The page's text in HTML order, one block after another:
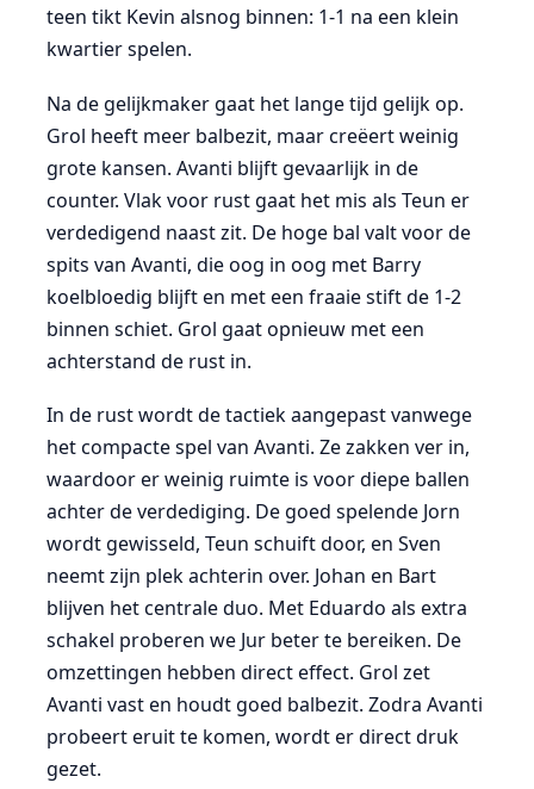
teen tikt Kevin alsnog binnen: 1-1 na een klein
kwartier spelen.
Na de gelijkmaker gaat het lange tijd gelijk op.
Grol heeft meer balbezit, maar creëert weinig
grote kansen. Avanti blijft gevaarlijk in de
counter. Vlak voor rust gaat het mis als Teun er
verdedigend naast zit. De hoge bal valt voor de
spits van Avanti, die oog in oog met Barry
koelbloedig blijft en met een fraaie stift de 1-2
binnen schiet. Grol gaat opnieuw met een
achterstand de rust in.
In de rust wordt de tactiek aangepast vanwege
het compacte spel van Avanti. Ze zakken ver in,
waardoor er weinig ruimte is voor diepe ballen
achter de verdediging. De goed spelende Jorn
wordt gewisseld, Teun schuift door, en Sven
neemt zijn plek achterin over. Johan en Bart
blijven het centrale duo. Met Eduardo als extra
schakel proberen we Jur beter te bereiken. De
omzettingen hebben direct effect. Grol zet
Avanti vast en houdt goed balbezit. Zodra Avanti
probeert eruit te komen, wordt er direct druk
gezet.